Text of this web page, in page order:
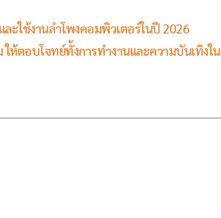
ะใช้งานลำโพงคอมพิวเตอร์ในปี 2026
ให้ตอบโจทย์ทั้งการทำงานและความบันเทิงใน